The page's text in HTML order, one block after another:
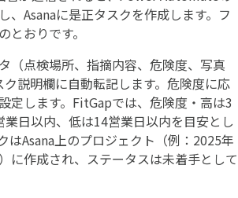
、Asanaに是正タスクを作成します。フ
とおりです。
（点検場所、指摘内容、危険度、写真
ク説明欄に自動転記します。危険度に応
定します。FitGapでは、危険度・高は3
業日以内、低は14営業日以内を目安とし
はAsana上のプロジェクト（例：2025年
に作成され、ステータスは未着手として